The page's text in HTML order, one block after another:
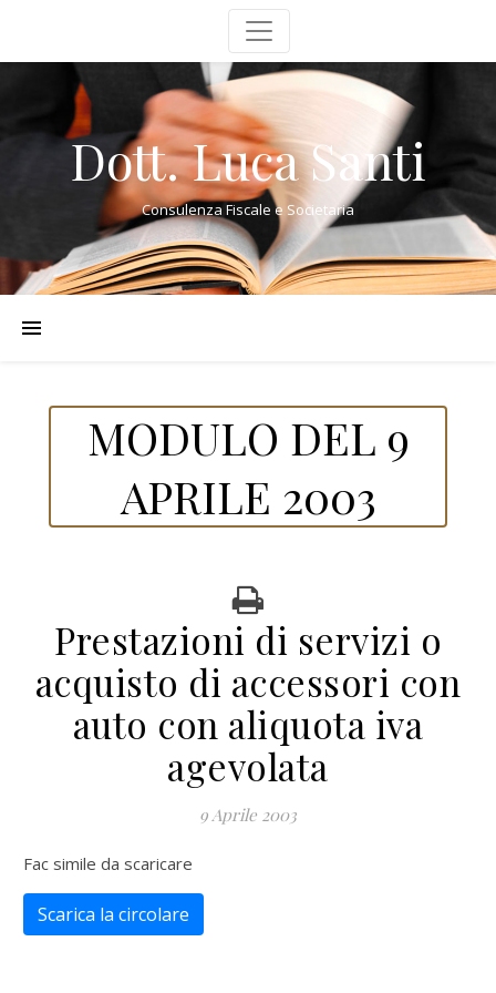
Dott. Luca Santi
Consulenza Fiscale e Societaria
MODULO DEL 9
APRILE 2003
Prestazioni di servizi o
acquisto di accessori con
auto con aliquota iva
agevolata
9 Aprile 2003
Fac simile da scaricare
Scarica la circolare